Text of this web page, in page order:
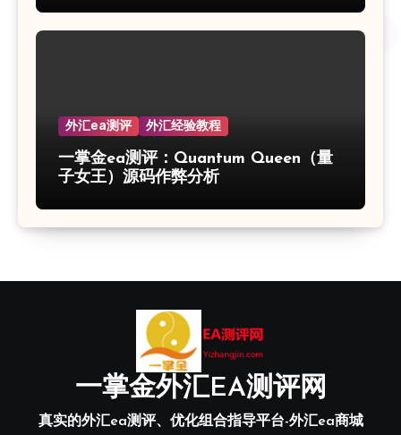
外汇ea测评 外汇经验教程
一掌金ea测评：Quantum Queen（量
子女王）源码作弊分析
一掌金外汇EA测评网
真实的外汇ea测评、优化组合指导平台-外汇ea商城